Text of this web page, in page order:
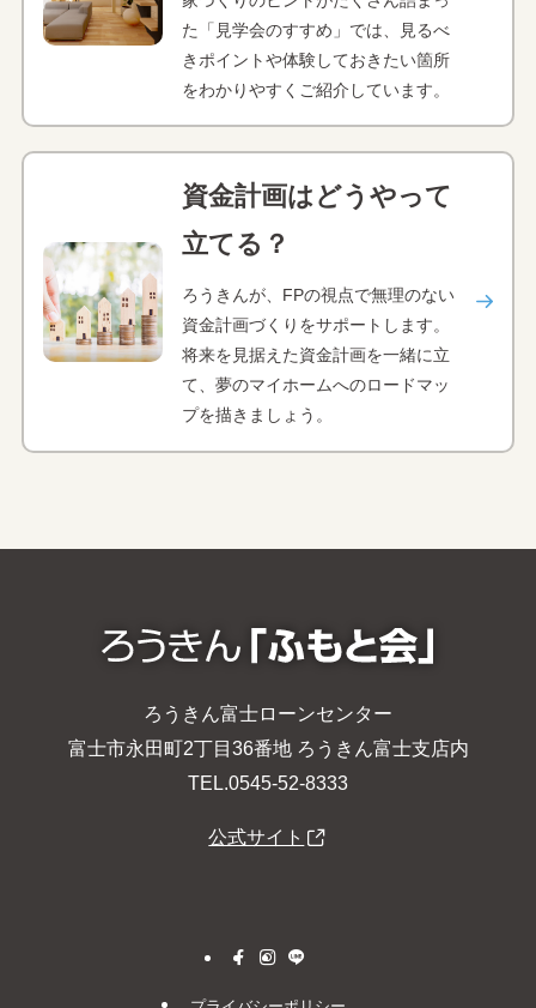
た「見学会のすすめ」では、見るべ
きポイントや体験しておきたい箇所
をわかりやすくご紹介しています。
資金計画はどうやって
立てる？
ろうきんが、FPの視点で無理のない
資金計画づくりをサポートします。
将来を見据えた資金計画を一緒に立
て、夢のマイホームへのロードマッ
プを描きましょう。
ろうきん富士ローンセンター
富士市永田町2丁目36番地 ろうきん富士支店内
TEL.0545-52-8333
公式サイト